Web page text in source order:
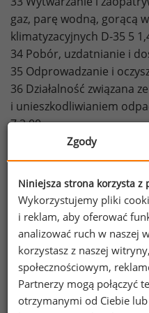
gaz, parę wodną, gorącą
klimatyzacyjnych D-35 5
34 Pobór, uzdatnianie i
35 Odprowadzanie i
36 Działalność związana
i unieszkodliwianiem
7 2,00
37 Działalność związana
działalność usługowa
E-39 4 1,20
38 Roboty budowlane
budynków F-41 5 1,47
39 Roboty związane z
lądowej i wodnej F-42 7
40 Roboty budowlane
41 Handel hurtowy i
samochodowymi;
Zgody
Niniejsza strona korzysta z
Wykorzystujemy pliki
i reklam, aby oferować
analizować ruch w naszej
korzystasz z naszej
społecznościowym,
Partnerzy mogą połączyć
otrzymanymi od Ciebie